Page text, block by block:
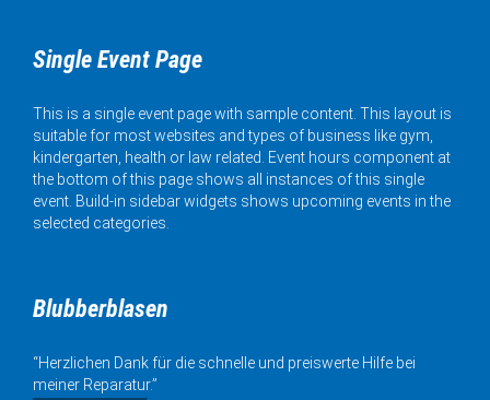
Single Event Page
This is a single event page with sample content. This layout is
suitable for most websites and types of business like gym,
kindergarten, health or law related. Event hours component at
the bottom of this page shows all instances of this single
event. Build-in sidebar widgets shows upcoming events in the
selected categories.
Blubberblasen
“Herzlichen Dank für die schnelle und preiswerte Hilfe bei
meiner Reparatur.”